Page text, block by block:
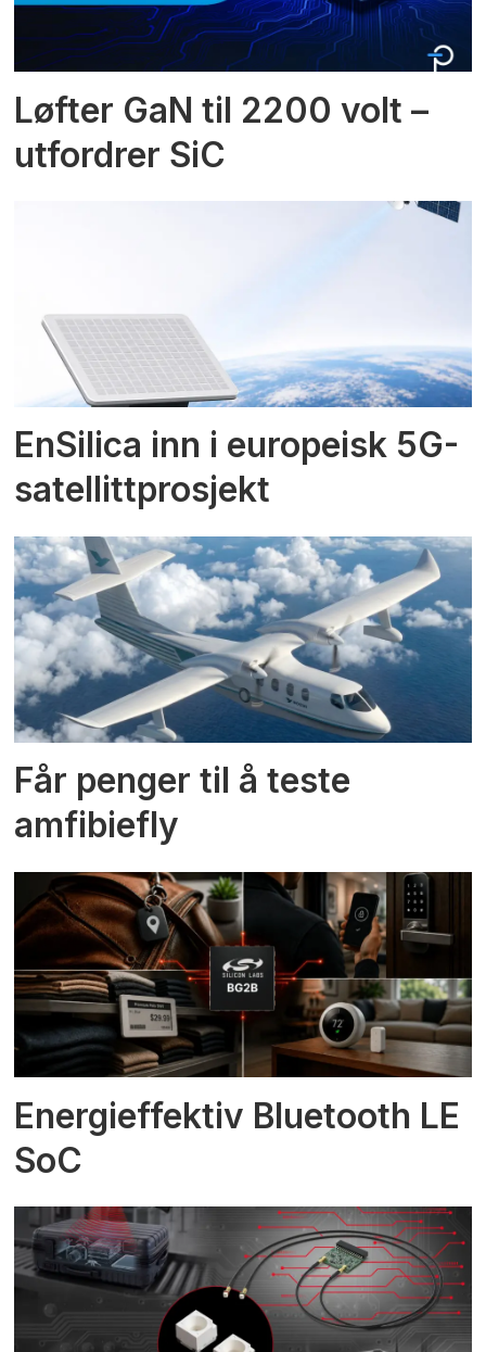
Løfter GaN til 2200 volt –
utfordrer SiC
EnSilica inn i europeisk 5G-
satellittprosjekt
Får penger til å teste
amfibiefly
Energieffektiv Bluetooth LE
SoC